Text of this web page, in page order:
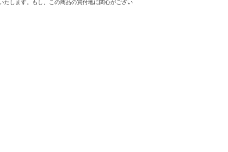
たします。もし、この商品の買付地に関心がござい